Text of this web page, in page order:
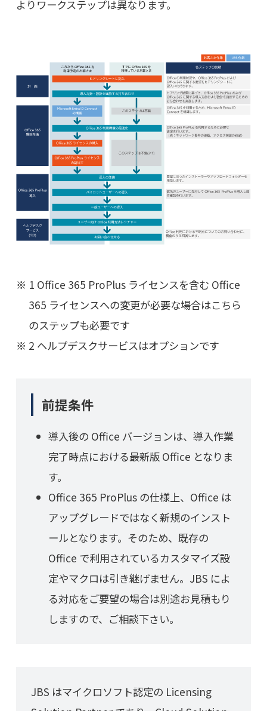
よりワークステップは異なります。
1 Office 365 ProPlus ライセンスを含む Office
365 ライセンスへの変更が必要な場合はこちら
のステップも必要です
2 ヘルプデスクサービスはオプションです
前提条件
導入後の Office バージョンは、導入作業
完了時点における最新版 Office となりま
す。
Office 365 ProPlus の仕様上、Office は
アップグレードではなく新規のインスト
ールとなります。そのため、既存の
Office で利用されているカスタマイズ設
定やマクロは引き継げません。JBS によ
る対応をご要望の場合は別途お見積もり
しますので、ご相談下さい。
JBS はマイクロソフト認定の Licensing